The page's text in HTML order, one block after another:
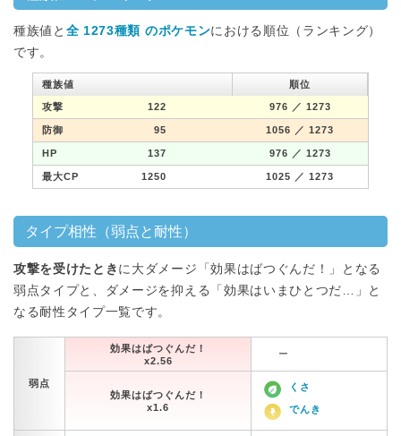
種族値と 全 1273種類 のポケモンにおける順位（ランキング）
です。
種族値 順位
攻撃 122 976 ／ 1273
防御 95 1056 ／ 1273
HP 137 976 ／ 1273
最大CP 1250 1025 ／ 1273
タイプ相性（弱点と耐性）
攻撃を受けたとき に大ダメージ「効果はばつぐんだ！」となる
弱点タイプと、ダメージを抑える「効果はいまひとつだ…」と
なる耐性タイプ一覧です。
弱点
効果はばつぐんだ！
x2.56
ー
効果はばつぐんだ！
x1.6
くさ
でんき